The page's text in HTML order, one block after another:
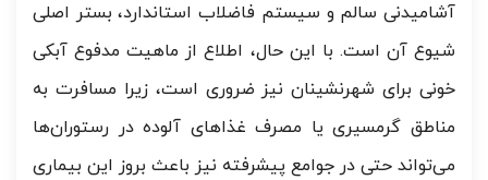
آشامیدنی سالم و سیستم فاضلاب استاندارد، بستر اصلی
شیوع آن است. با این حال، اطلاع از ماهیت مدفوع آبکی
خونی برای شهرنشینان نیز ضروری است، زیرا مسافرت به
مناطق گرمسیری یا مصرف غذاهای آلوده در رستوران‌ها
می‌تواند حتی در جوامع پیشرفته نیز باعث بروز این بیماری